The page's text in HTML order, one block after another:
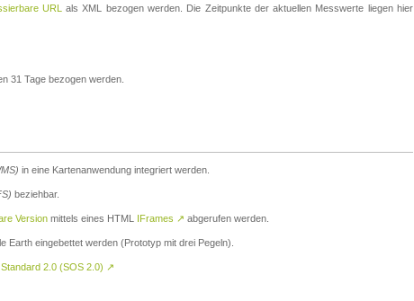
URL
als XML bezogen werden. Die Zeitpunkte der aktuellen Messwerte liegen hier
31 Tage bezogen werden.
in eine Kartenanwendung integriert werden.
beziehbar.
Version mittels eines HTML IFrames ↗ abgerufen werden.
Earth eingebettet werden (Prototyp mit drei Pegeln).
2.0 (SOS 2.0) ↗